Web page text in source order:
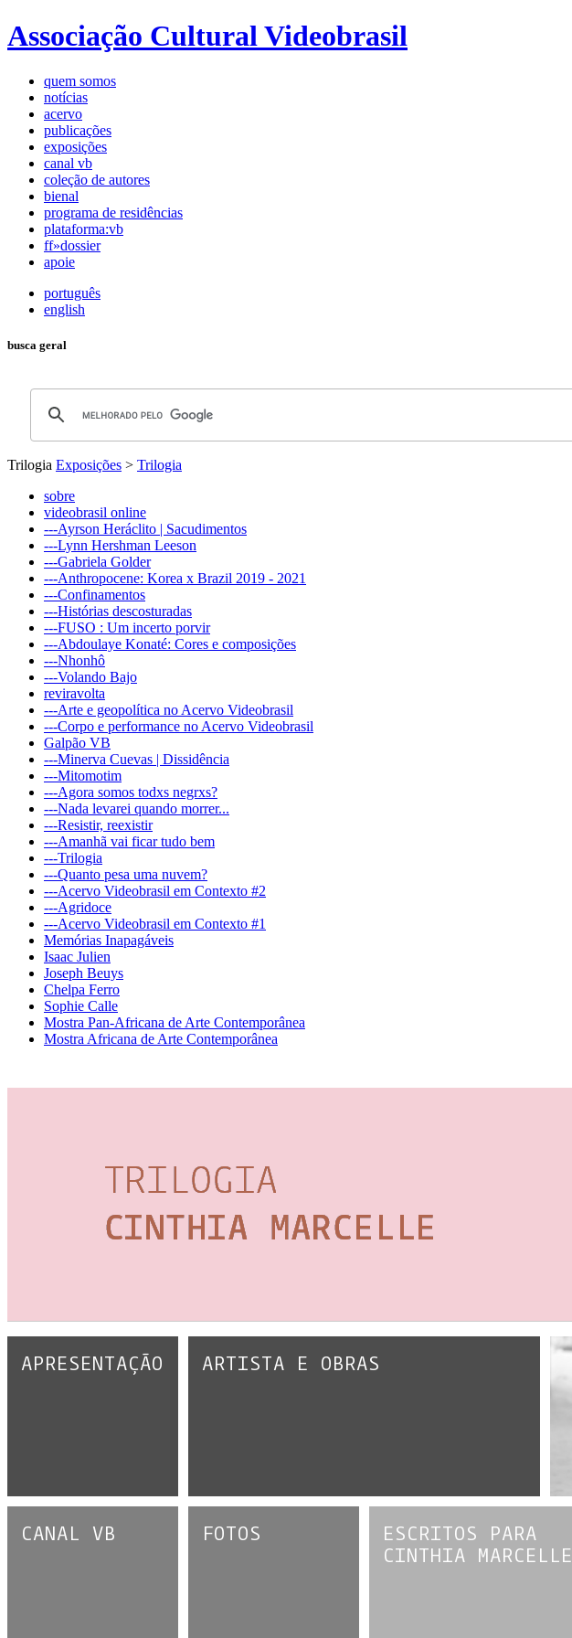
Associação Cultural Videobrasil
quem somos
notícias
acervo
publicações
exposições
canal vb
coleção de autores
bienal
programa de residências
plataforma:vb
ff»dossier
apoie
português
english
busca geral
Trilogia Exposições > Trilogia
sobre
videobrasil online
---Ayrson Heráclito | Sacudimentos
---Lynn Hershman Leeson
---Gabriela Golder
---Anthropocene: Korea x Brazil 2019 - 2021
---Confinamentos
---Histórias descosturadas
---FUSO : Um incerto porvir
---Abdoulaye Konaté: Cores e composições
---Nhonhô
---Volando Bajo
reviravolta
---Arte e geopolítica no Acervo Videobrasil
---Corpo e performance no Acervo Videobrasil
Galpão VB
---Minerva Cuevas | Dissidência
---Mitomotim
---Agora somos todxs negrxs?
---Nada levarei quando morrer...
---Resistir, reexistir
---Amanhã vai ficar tudo bem
---Trilogia
---Quanto pesa uma nuvem?
---Acervo Videobrasil em Contexto #2
---Agridoce
---Acervo Videobrasil em Contexto #1
Memórias Inapagáveis
Isaac Julien
Joseph Beuys
Chelpa Ferro
Sophie Calle
Mostra Pan-Africana de Arte Contemporânea
Mostra Africana de Arte Contemporânea
APRESENTAÇÃO ARTISTA E OBRAS
CANAL VB FOTOS
ESCRITOS PARA
CINTHIA MARCELLE